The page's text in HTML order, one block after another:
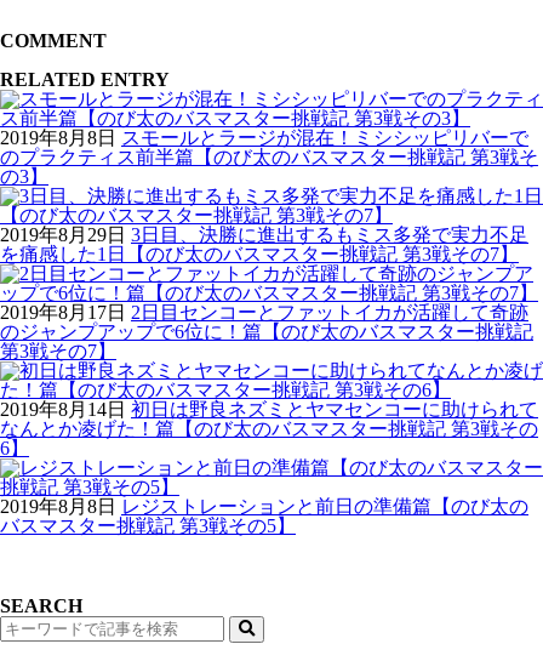
COMMENT
RELATED ENTRY
2019年8月8日 スモールとラージが混在！ミシシッピリバーで
のプラクティス前半篇【のび太のバスマスター挑戦記 第3戦そ
の3】
2019年8月29日 3日目、決勝に進出するもミス多発で実力不足
を痛感した1日【のび太のバスマスター挑戦記 第3戦その7】
2019年8月17日 2日目センコーとファットイカが活躍して奇跡
のジャンプアップで6位に！篇【のび太のバスマスター挑戦記
第3戦その7】
2019年8月14日 初日は野良ネズミとヤマセンコーに助けられて
なんとか凌げた！篇【のび太のバスマスター挑戦記 第3戦その
6】
2019年8月8日 レジストレーションと前日の準備篇【のび太の
バスマスター挑戦記 第3戦その5】
SEARCH
検
索